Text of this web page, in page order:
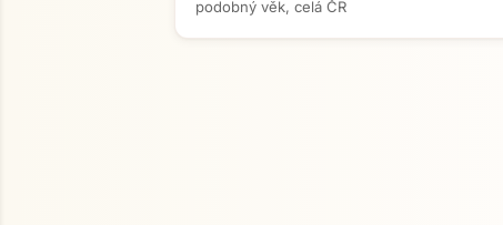
podobný věk, celá ČR